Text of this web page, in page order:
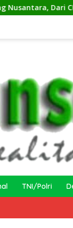
Bidik Fans
TNI/Polri